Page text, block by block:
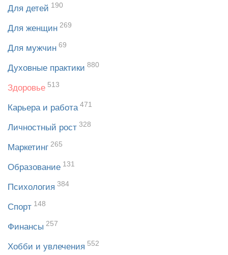
Для детей 190
Для женщин 269
Для мужчин 69
Духовные практики 880
Здоровье 513
Карьера и работа 471
Личностный рост 328
Маркетинг 265
Образование 131
Психология 384
Спорт 148
Финансы 257
Хобби и увлечения 552